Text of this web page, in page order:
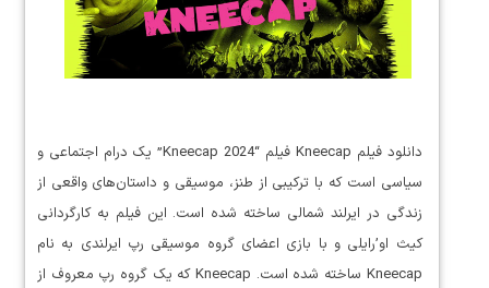
دانلود فیلم Kneecap فیلم “Kneecap 2024” یک درام اجتماعی و
سیاسی است که با ترکیبی از طنز، موسیقی و داستان‌های واقعی از
زندگی در ایرلند شمالی ساخته شده است. این فیلم به کارگردانی
کیث او’رایلی و با بازی اعضای گروه موسیقی رپ ایرلندی به نام
Kneecap ساخته شده است. Kneecap که یک گروه رپ معروف از